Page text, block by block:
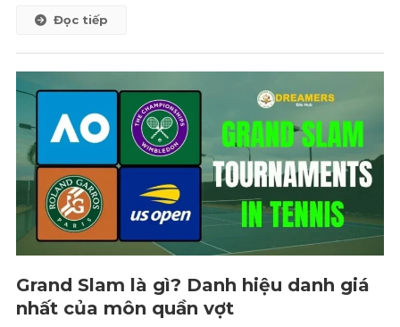
Đọc tiếp
Grand Slam là gì? Danh hiệu danh giá
nhất của môn quần vợt